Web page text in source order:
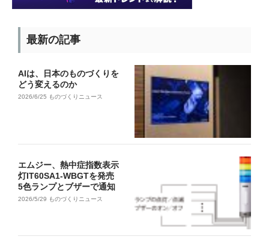
最新の記事
AIは、日本のものづくりを
どう変えるのか
2026/6/25 ものづくりニュース
エムジー、熱中症指数表示
灯IT60SA1-WBGTを発売
5色ランプとブザーで通知
2026/5/29 ものづくりニュース